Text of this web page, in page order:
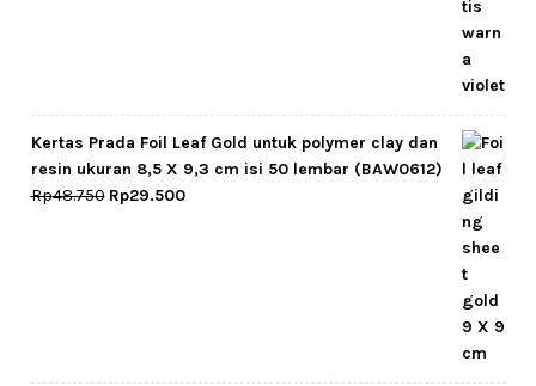
Kertas Prada Foil Leaf Gold untuk polymer clay dan
resin ukuran 8,5 X 9,3 cm isi 50 lembar (BAW0612)
Rp48.750 Original
Rp29.500Current